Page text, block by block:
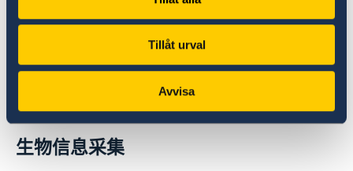
Tillåt urval
Avvisa
生物信息采集